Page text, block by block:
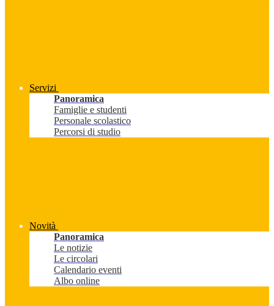
Servizi
Panoramica
Famiglie e studenti
Personale scolastico
Percorsi di studio
Novità
Panoramica
Le notizie
Le circolari
Calendario eventi
Albo online